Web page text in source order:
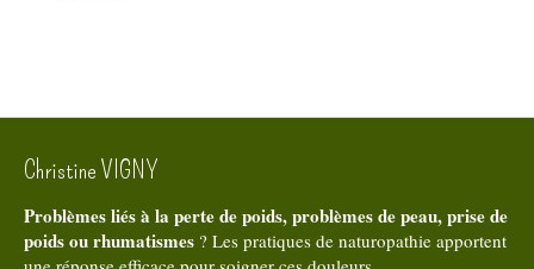
Christine VIGNY
Problèmes liés à la perte de poids, problèmes de peau, prise de
poids ou rhumatismes ? Les pratiques de naturopathie apportent